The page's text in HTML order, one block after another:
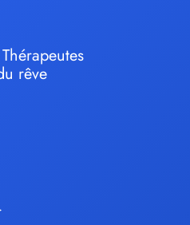
rêve